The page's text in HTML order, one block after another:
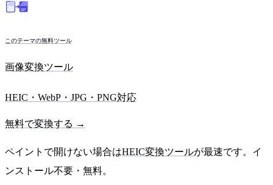
このテーマの無料ツール
画像変換ツール
HEIC・WebP・JPG・PNG対応
無料で変換する →
ペイントで開けない場合はHEIC変換ツールが最速です。イ
ンストール不要・無料。